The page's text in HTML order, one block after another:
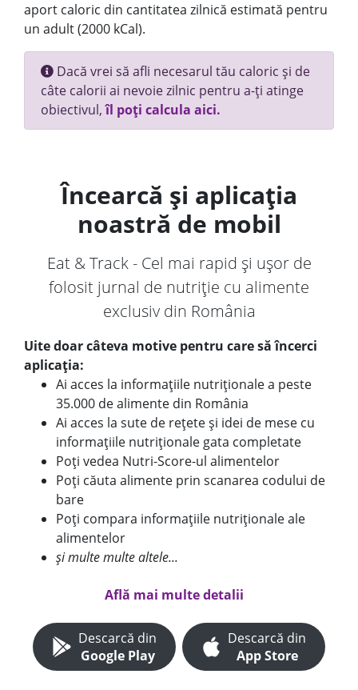
aport caloric din cantitatea zilnică estimată pentru
un adult (2000 kCal).
Dacă vrei să afli necesarul tău caloric și de
câte calorii ai nevoie zilnic pentru a-ți atinge
obiectivul,îl poți calcula aici.
Încearcă și aplicația
noastră de mobil
Eat & Track - Cel mai rapid și ușor de
folosit jurnal de nutriție cu alimente
exclusiv din România
Uite doar câteva motive pentru care să încerci
aplicația:
Ai acces la informațiile nutriționale a peste
35.000 de alimente din România
Ai acces la sute de rețete și idei de mese cu
informațiile nutriționale gata completate
Poți vedea Nutri-Score-ul alimentelor
Poți căuta alimente prin scanarea codului de
bare
Poți compara informațiile nutriționale ale
alimentelor
și multe multe altele...
Află mai multe detalii
Descarcă din
Google Play
Descarcă din
App Store